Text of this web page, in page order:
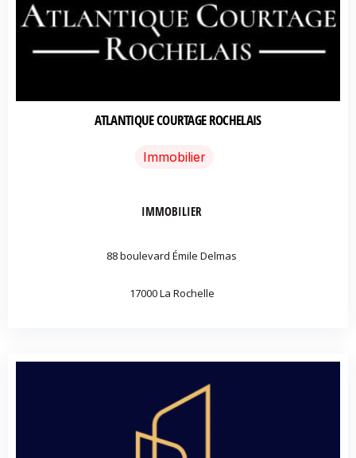
ATLANTIQUE COURTAGE ROCHELAIS
Immobilier
IMMOBILIER
88 boulevard Émile Delmas
17000 La Rochelle